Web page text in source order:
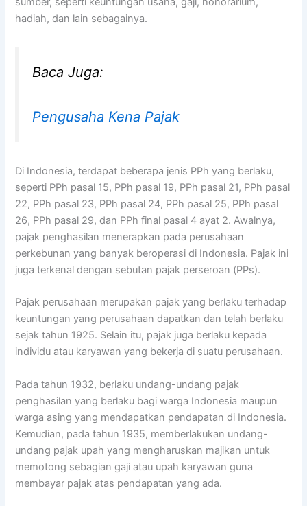
hadiah, dan lain sebagainya.
Baca Juga:
Pengusaha Kena Pajak
Di Indonesia, terdapat beberapa jenis PPh yang berlaku,
seperti PPh pasal 15, PPh pasal 19, PPh pasal 21, PPh pasal
22, PPh pasal 23, PPh pasal 24, PPh pasal 25, PPh pasal
26, PPh pasal 29, dan PPh final pasal 4 ayat 2. Awalnya,
pajak penghasilan menerapkan pada perusahaan
perkebunan yang banyak beroperasi di Indonesia. Pajak ini
juga terkenal dengan sebutan pajak perseroan (PPs).
Pajak perusahaan merupakan pajak yang berlaku terhadap
keuntungan yang perusahaan dapatkan dan telah berlaku
sejak tahun 1925. Selain itu, pajak juga berlaku kepada
individu atau karyawan yang bekerja di suatu perusahaan.
Pada tahun 1932, berlaku undang-undang pajak
penghasilan yang berlaku bagi warga Indonesia maupun
warga asing yang mendapatkan pendapatan di Indonesia.
Kemudian, pada tahun 1935, memberlakukan undang-
undang pajak upah yang mengharuskan majikan untuk
memotong sebagian gaji atau upah karyawan guna
membayar pajak atas pendapatan yang ada.